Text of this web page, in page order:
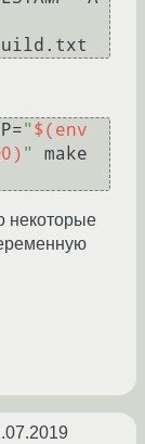
"$(env
"
make
некоторые